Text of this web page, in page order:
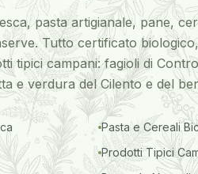
pasta artigianale, pane,
Tutto certificato
tipici campani: fagioli di
e verdura del Cilento e del
Pasta e Cereali
Prodotti Tipici